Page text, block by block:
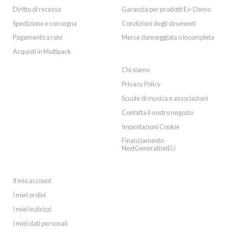
Diritto di recesso
Spedizione e consegna
Pagamento a rate
Acquisti in Multipack
Garanzia per prodotti Ex-Demo
Condizioni degli strumenti
Merce danneggiata o incompleta
Chi siamo
Privacy Policy
Scuole di musica e associazioni
Contatta il nostro negozio
Impostazioni Cookie
Finanziamento
NextGenerationEU
Il mio account
I miei ordini
I miei indirizzi
I miei dati personali